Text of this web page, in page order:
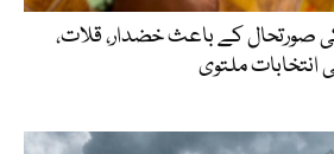
صورتحال کے باعث خضدار، قلات،
ملتوی